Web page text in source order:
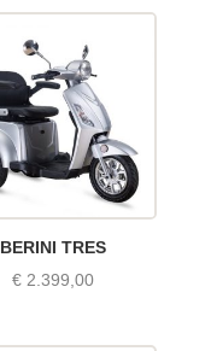
BERINI TRES
€ 2.399,00